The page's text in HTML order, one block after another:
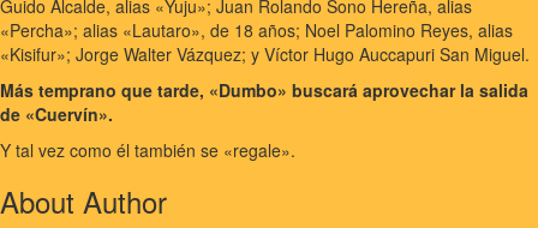
Guido Alcalde, alias «Yuju»; Juan Rolando Sono Hereña, alias
«Percha»; alias «Lautaro», de 18 años; Noel Palomino Reyes, alias
«Kisifur»; Jorge Walter Vázquez; y Víctor Hugo Auccapuri San Miguel.
Más temprano que tarde, «Dumbo» buscará aprovechar la salida
de «Cuervín».
Y tal vez como él también se «regale».
About Author